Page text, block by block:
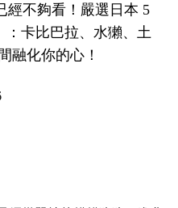
經不夠看！嚴選日本 5
：卡比巴拉、水獺、土
融化你的心！